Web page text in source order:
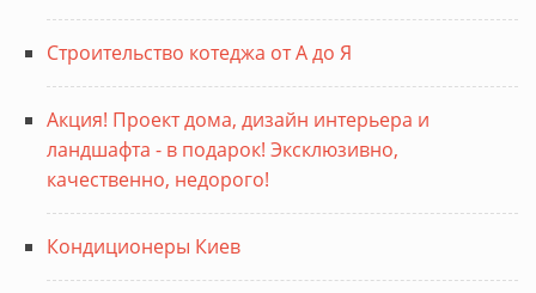
Строительство котеджа от А до Я
Акция! Проект дома, дизайн интерьера и
ландшафта - в подарок! Эксклюзивно,
качественно, недорого!
Кондиционеры Киев